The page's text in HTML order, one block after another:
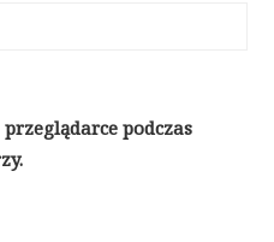
podczas